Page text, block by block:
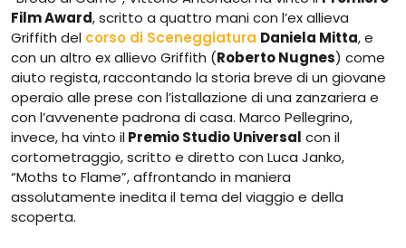
Film Award, scritto a quattro mani con l’ex allieva
Griffith del corso di Sceneggiatura Daniela Mitta, e
con un altro ex allievo Griffith (Roberto Nugnes) come
aiuto regista,raccontando la storia breve di un giovane
operaio alle prese con l’istallazione di una zanzariera e
con l’avvenente padrona di casa. Marco Pellegrino,
invece, ha vinto ilPremio Studio Universal con il
cortometraggio, scritto e diretto con Luca Janko,
“Moths to Flame”, affrontando in maniera
assolutamente inedita il tema del viaggio e della
scoperta.